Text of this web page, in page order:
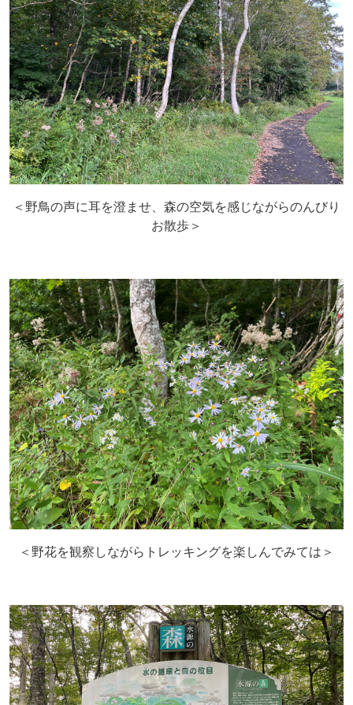
＜野鳥の声に耳を澄ませ、森の空気を感じながらのんびり
お散歩＞
＜野花を観察しながらトレッキングを楽しんでみては＞